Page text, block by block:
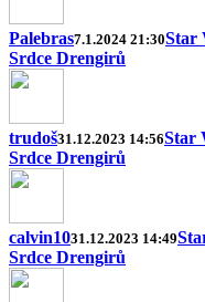
Palebras7.1.2024 21:30Star
Srdce Drengirů
trudoš31.12.2023 14:56Star
Srdce Drengirů
calvin1031.12.2023 14:49
Srdce Drengirů